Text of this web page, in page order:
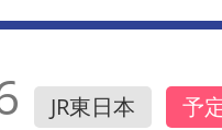
JR東日本 予